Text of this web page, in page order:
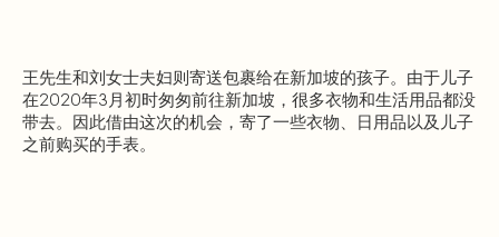
王先生和刘女士夫妇则寄送包裹给在新加坡的孩子。由于儿子
在2020年3月初时匆匆前往新加坡，很多衣物和生活用品都没
带去。因此借由这次的机会，寄了一些衣物、日用品以及儿子
之前购买的手表。